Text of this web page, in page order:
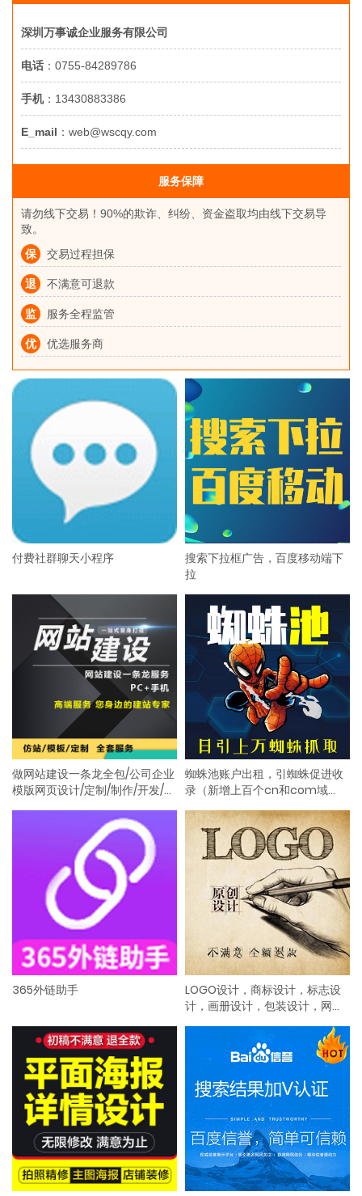
深圳万事诚企业服务有限公司
电话 ：0755-84289786
手机：13430883386
E_mail ：web@wscqy.com
服务保障
请勿线下交易！90%的欺诈、纠纷、资金盗取均由线下交易导
致。
保
交易过程担保
退 不满意可退款
监 服务全程监管
优 优选服务商
付费社群聊天小程序
搜索下拉框广告，百度移动端下
拉
做网站建设一条龙全包/公司企业
模版网页设计/定制/制作/开发/建
蜘蛛池账户出租，引蜘蛛促进收
录（新增上百个cn和com域
365外链助手
LOGO设计，商标设计，标志设
计，画册设计，包装设计，网